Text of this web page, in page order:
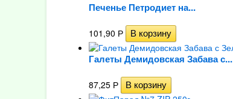
Печенье Петродиет на...
101,90 Р
Галеты Демидовская Забава с...
87,25 Р